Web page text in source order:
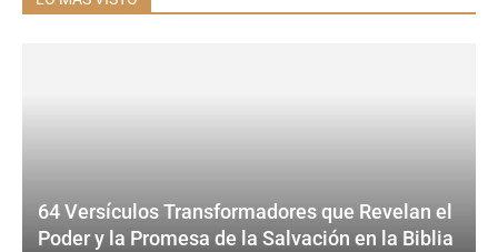
64 Versículos Transformadores que Revelan el
Poder y la Promesa de la Salvación en la Biblia